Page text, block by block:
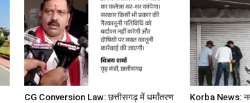
CG Conversion Law: छत्तीसगढ़ में धर्मांतरण
Korba News: